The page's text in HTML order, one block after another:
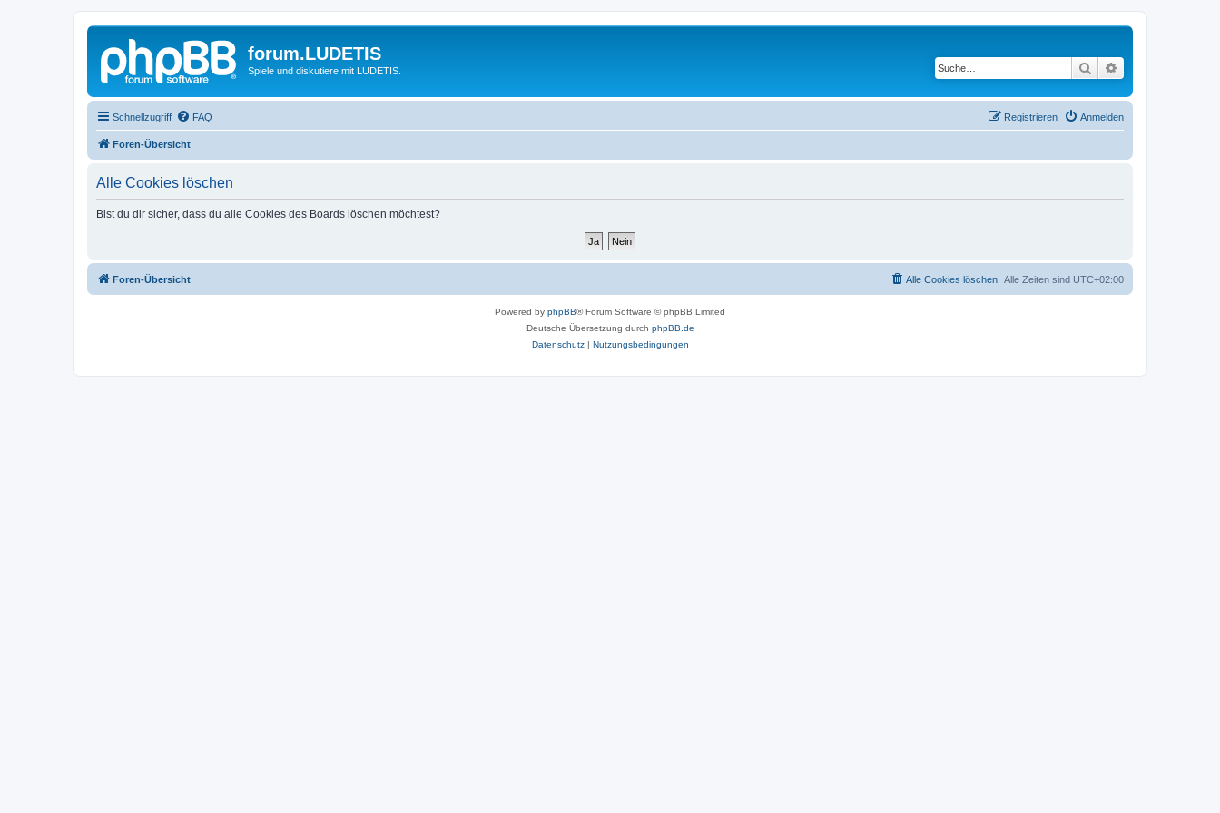
forum.LUDETIS
Spiele und diskutiere mit LUDETIS. Suche
Schnellzugriff FAQ Anmelden
Registrieren
Foren-Übersicht
Alle Cookies löschen
Bist du dir sicher, dass du alle Cookies des Boards löschen möchtest?
Foren-Übersicht Alle Zeiten sind UTC+02:00
Alle Cookies löschen
Powered by phpBB® Forum Software © phpBB Limited
Deutsche Übersetzung durch phpBB.de
Datenschutz| Nutzungsbedingungen